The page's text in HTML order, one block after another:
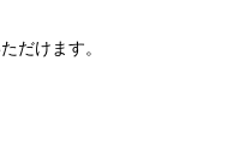
だけます。